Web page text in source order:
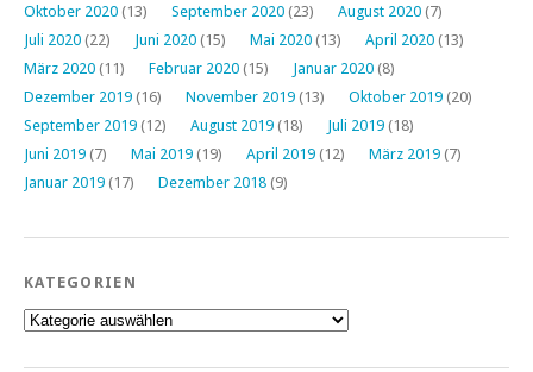
Oktober 2020 (13) September 2020 (23) August 2020 (7)
Juli 2020 (22) Juni 2020 (15) Mai 2020 (13) April 2020 (13)
März 2020 (11) Februar 2020 (15) Januar 2020 (8)
Dezember 2019 (16) November 2019 (13) Oktober 2019 (20)
September 2019 (12) August 2019 (18) Juli 2019 (18)
Juni 2019 (7) Mai 2019 (19) April 2019 (12) März 2019 (7)
Januar 2019 (17) Dezember 2018 (9)
KATEGORIEN
Kategorien